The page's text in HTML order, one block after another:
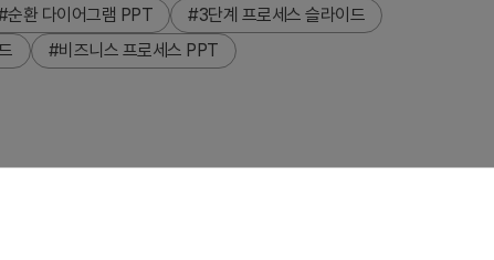
순환 다이어그램 PPT
#3단계 프로세스 슬라이드
#비즈니스 프로세스 PPT
램 파워포인트 슬라이드입니다. 핑크에서 오렌지로 변하는 그
현합니다. 각 노드에는 제목과 설명 텍스트를 입력할 수 있으